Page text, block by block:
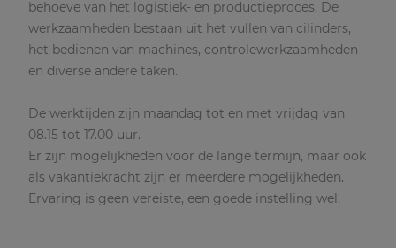
behoeve van het logistiek- en productieproces. De
werkzaamheden bestaan uit het vullen van cilinders,
het bedienen van machines, controlewerkzaamheden
en diverse andere taken.
De werktijden zijn maandag tot en met vrijdag van
08.15 tot 17.00 uur.
Er zijn mogelijkheden voor de lange termijn, maar ook
als vakantiekracht zijn er meerdere mogelijkheden.
Ervaring is geen vereiste, een goede instelling wel.